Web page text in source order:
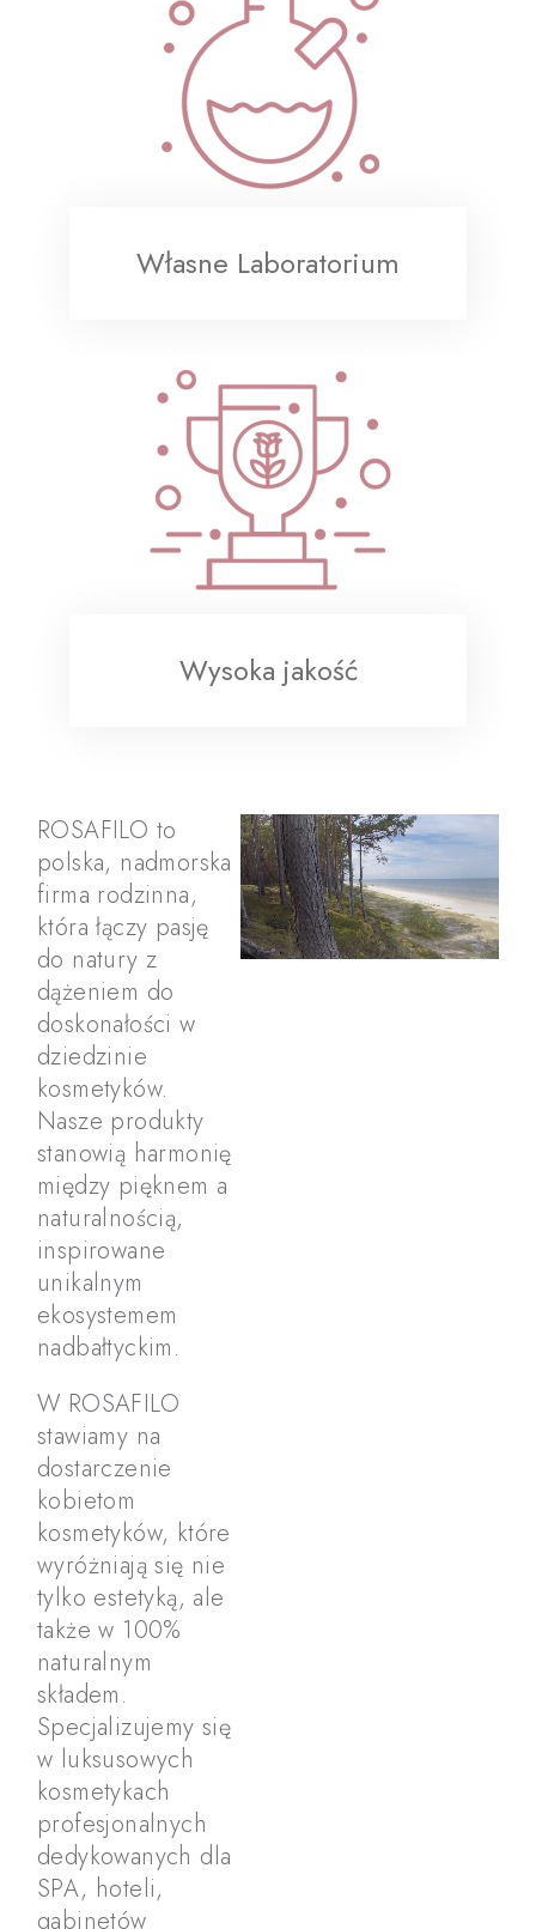
Własne Laboratorium
Wysoka jakość
ROSAFILO to
polska, nadmorska
firma rodzinna,
która łączy pasję
do natury z
dążeniem do
doskonałości w
dziedzinie
kosmetyków.
Nasze produkty
stanowią harmonię
między pięknem a
naturalnością,
inspirowane
unikalnym
ekosystemem
nadbałtyckim.
W ROSAFILO
stawiamy na
dostarczenie
kobietom
kosmetyków, które
wyróżniają się nie
tylko estetyką, ale
także w 100%
naturalnym
składem.
Specjalizujemy się
w luksusowych
kosmetykach
profesjonalnych
dedykowanych dla
SPA, hoteli,
gabinetów